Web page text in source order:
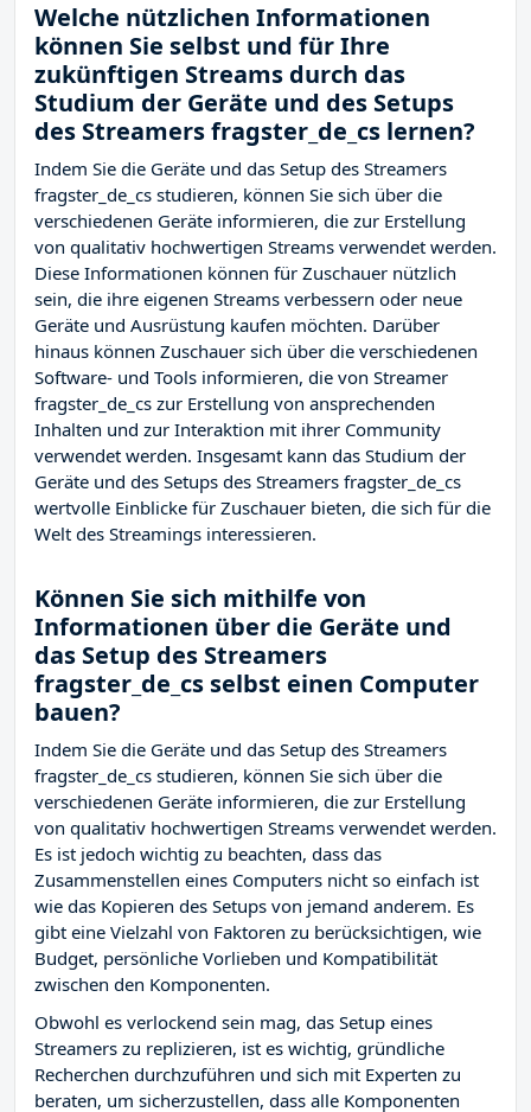
Welche nützlichen Informationen
können Sie selbst und für Ihre
zukünftigen Streams durch das
Studium der Geräte und des Setups
des Streamers fragster_de_cs lernen?
Indem Sie die Geräte und das Setup des Streamers
fragster_de_cs studieren, können Sie sich über die
verschiedenen Geräte informieren, die zur Erstellung
von qualitativ hochwertigen Streams verwendet werden.
Diese Informationen können für Zuschauer nützlich
sein, die ihre eigenen Streams verbessern oder neue
Geräte und Ausrüstung kaufen möchten. Darüber
hinaus können Zuschauer sich über die verschiedenen
Software- und Tools informieren, die von Streamer
fragster_de_cs zur Erstellung von ansprechenden
Inhalten und zur Interaktion mit ihrer Community
verwendet werden. Insgesamt kann das Studium der
Geräte und des Setups des Streamers fragster_de_cs
wertvolle Einblicke für Zuschauer bieten, die sich für die
Welt des Streamings interessieren.
Können Sie sich mithilfe von
Informationen über die Geräte und
das Setup des Streamers
fragster_de_cs selbst einen Computer
bauen?
Indem Sie die Geräte und das Setup des Streamers
fragster_de_cs studieren, können Sie sich über die
verschiedenen Geräte informieren, die zur Erstellung
von qualitativ hochwertigen Streams verwendet werden.
Es ist jedoch wichtig zu beachten, dass das
Zusammenstellen eines Computers nicht so einfach ist
wie das Kopieren des Setups von jemand anderem. Es
gibt eine Vielzahl von Faktoren zu berücksichtigen, wie
Budget, persönliche Vorlieben und Kompatibilität
zwischen den Komponenten.
Obwohl es verlockend sein mag, das Setup eines
Streamers zu replizieren, ist es wichtig, gründliche
Recherchen durchzuführen und sich mit Experten zu
beraten, um sicherzustellen, dass alle Komponenten